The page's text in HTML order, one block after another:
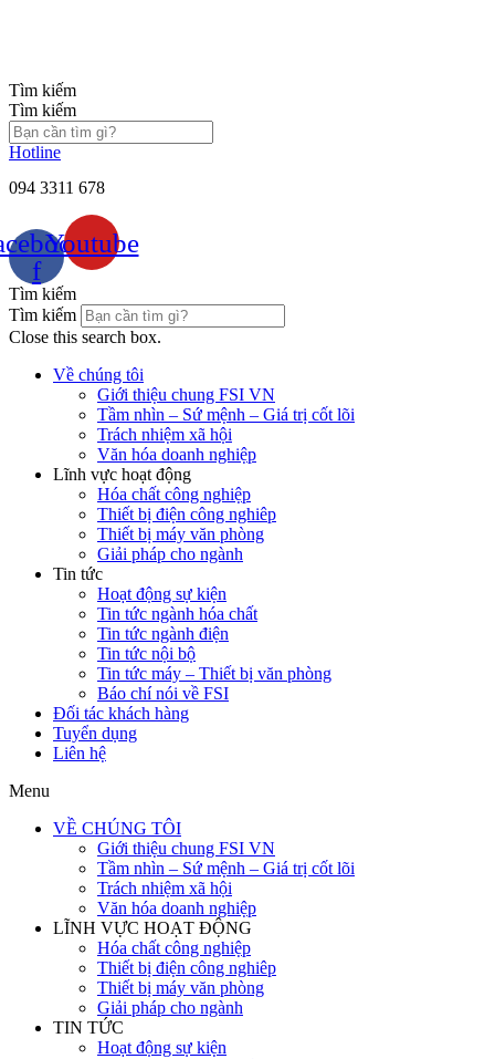
Tìm kiếm
Tìm kiếm
Hotline
094 3311 678
f
Youtube
Tìm kiếm
Tìm kiếm
Close this search box.
Về chúng tôi
Giới thiệu chung FSI VN
Tầm nhìn – Sứ mệnh – Giá trị cốt lõi
Trách nhiệm xã hội
Văn hóa doanh nghiệp
Lĩnh vực hoạt động
Hóa chất công nghiệp
Thiết bị điện công nghiêp
Thiết bị máy văn phòng
Giải pháp cho ngành
Tin tức
Hoạt động sự kiện
Tin tức ngành hóa chất
Tin tức ngành điện
Tin tức nội bộ
Tin tức máy – Thiết bị văn phòng
Báo chí nói về FSI
Đối tác khách hàng
Tuyển dụng
Liên hệ
Menu
VỀ CHÚNG TÔI
Giới thiệu chung FSI VN
Tầm nhìn – Sứ mệnh – Giá trị cốt lõi
Trách nhiệm xã hội
Văn hóa doanh nghiệp
LĨNH VỰC HOẠT ĐỘNG
Hóa chất công nghiệp
Thiết bị điện công nghiêp
Thiết bị máy văn phòng
Giải pháp cho ngành
TIN TỨC
Hoạt động sự kiện